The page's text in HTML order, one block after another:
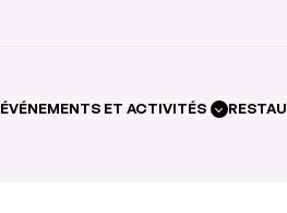
ÉVÉNEMENTS ET ACTIVITÉS